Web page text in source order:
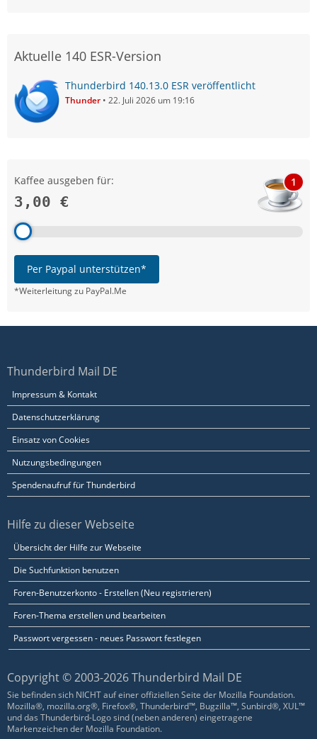
Aktuelle 140 ESR-Version
Thunderbird 140.13.0 ESR veröffentlicht
Thunder 22. Juli 2026 um 19:16
Kaffee ausgeben für:
3,00 €
1
Per Paypal unterstützen*
*Weiterleitung zu PayPal.Me
Thunderbird Mail DE
Impressum & Kontakt
Datenschutzerklärung
Einsatz von Cookies
Nutzungsbedingungen
Spendenaufruf für Thunderbird
Hilfe zu dieser Webseite
Übersicht der Hilfe zur Webseite
Die Suchfunktion benutzen
Foren-Benutzerkonto - Erstellen (Neu registrieren)
Foren-Thema erstellen und bearbeiten
Passwort vergessen - neues Passwort festlegen
Copyright © 2003-2026 Thunderbird Mail DE
Sie befinden sich NICHT auf einer offiziellen Seite der Mozilla Foundation.
Mozilla®, mozilla.org®, Firefox®, Thunderbird™, Bugzilla™, Sunbird®, XUL™
und das Thunderbird-Logo sind (neben anderen) eingetragene
Markenzeichen der Mozilla Foundation.